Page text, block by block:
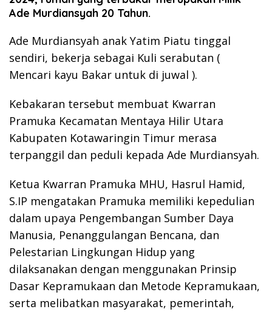
Ade Murdiansyah 20 Tahun.
Ade Murdiansyah anak Yatim Piatu tinggal
sendiri, bekerja sebagai Kuli serabutan (
Mencari kayu Bakar untuk di juwal ).
Kebakaran tersebut membuat Kwarran
Pramuka Kecamatan Mentaya Hilir Utara
Kabupaten Kotawaringin Timur merasa
terpanggil dan peduli kepada Ade Murdiansyah.
Ketua Kwarran Pramuka MHU, Hasrul Hamid,
S.IP mengatakan Pramuka memiliki kepedulian
dalam upaya Pengembangan Sumber Daya
Manusia, Penanggulangan Bencana, dan
Pelestarian Lingkungan Hidup yang
dilaksanakan dengan menggunakan Prinsip
Dasar Kepramukaan dan Metode Kepramukaan,
serta melibatkan masyarakat, pemerintah,